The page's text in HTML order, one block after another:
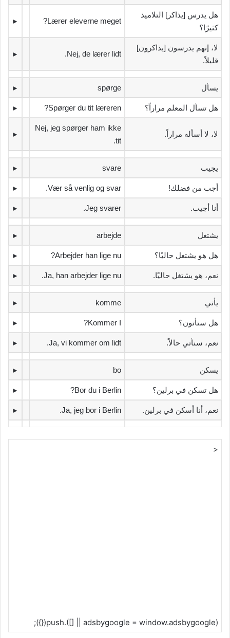
‫هل يدرس [يذاكر] التلاميذ
كثيرًا؟‬
Lærer eleverne meget?
►
‫لا، إنهم يدرسون [يذاكرون]
قليلاً.‬
Nej, de lærer lidt.
►
‫يسأل‬ spørge
►
‫هل تسأل المعلم مراراً؟‬ Spørger du tit læreren?
►
‫لا، لا أسأله مراراً.‬
Nej, jeg spørger ham ikke
tit.
►
‫يجيب‬ svare
►
‫أجب من فضلك!‬ Vær så venlig og svar.
►
‫أنا أجيب.‬ Jeg svarer.
►
‫يشتغل‬ arbejde
►
‫هل هو يشتغل حاليًا؟‬ Arbejder han lige nu?
►
‫نعم، هو يشتغل حاليًا.‬ Ja, han arbejder lige nu.
►
‫يأتي‬ komme
►
‫هل ستأتون؟‬ Kommer I?
►
‫نعم، سنأتي حالاً.‬ Ja, vi kommer om lidt.
►
‫يسكن‬ bo
►
‫هل تسكن في برلين؟‬ Bor du i Berlin?
►
‫نعم، أنا أسكن في برلين.‬ Ja, jeg bor i Berlin.
►
<
(adsbygoogle = window.adsbygoogle || []).push({});